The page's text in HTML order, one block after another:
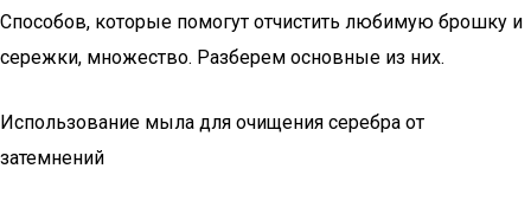
Способов, которые помогут отчистить любимую брошку и
сережки, множество. Разберем основные из них.
Использование мыла для очищения серебра от
затемнений